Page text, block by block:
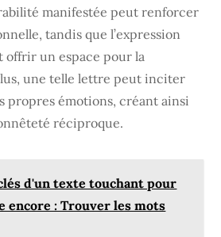
manifestée peut renforcer
tandis que l’expression
offrir un espace pour la
une telle lettre peut inciter
propres émotions, créant ainsi
réciproque.
d'un texte touchant pour
encore : Trouver les mots